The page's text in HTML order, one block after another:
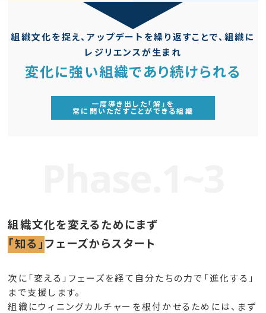
組織文化を捉え、アップデートを繰り返すことで、組織に
レジリエンスが生まれ
変化に強い組織であり続けられる
一度導き出した「解」を
常に問いただすことができる組織
組織文化を変えるためにまず
「知る」 フェーズからスタート
次に「変える」フェーズを経て自分たちの力で「進化する」
まで支援します。
組織にウィニングカルチャーを根付かせるためには、まず